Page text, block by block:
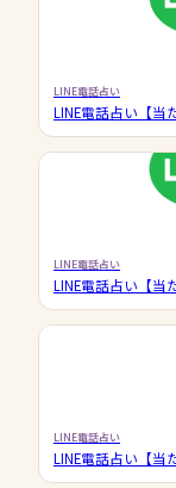
LINE電話占い
LINE電話占い【当
LINE電話占い
LINE電話占い【当
LINE電話占い
LINE電話占い【当